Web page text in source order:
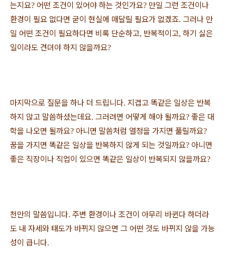
는지요? 어떤 조건이 있어야 하는 것인가요? 만일 그런 조건이나
환경이 필요 없다면 굳이 현실에 매달릴 필요가 없겠죠. 그러나 만
일 어떤 조건이 필요하다면 비록 단순하고, 반복적이고, 하기 싫은
일이라도 견뎌야 하지 않을까요?
마지막으로 질문을 하나 더 드립니다. 지겹고 똑같은 일상은 반복
하지 않고 말씀하셨는데요. 그러려면 어떻게 해야 될까요? 좋은 대
학을 나오면 될까요? 아니면 말씀처럼 열정을 가지면 풀릴까요?
꿈을 가지면 똑같은 일상을 반복하지 않게 되는 것일까요? 아니면
좋은 직장이나 직업이 있으면 똑같은 일상이 반복되지 않을까요?
천만의 말씀입니다. 주변 환경이나 조건이 아무리 바뀐다 하더라
도 내 자세와 태도가 바뀌지 않으면 그 어떤 것도 바뀌지 않을 가능
성이 큽니다.